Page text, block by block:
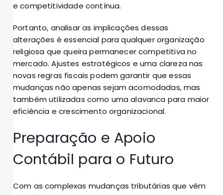
e competitividade contínua.
Portanto, analisar as implicações dessas
alterações é essencial para qualquer organização
religiosa que queira permanecer competitiva no
mercado. Ajustes estratégicos e uma clareza nas
novas regras fiscais podem garantir que essas
mudanças não apenas sejam acomodadas, mas
também utilizadas como uma alavanca para maior
eficiência e crescimento organizacional.
Preparação e Apoio
Contábil para o Futuro
Com as complexas mudanças tributárias que vêm